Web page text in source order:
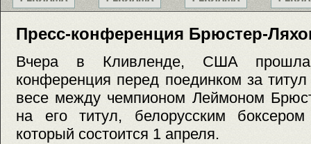
Пресс-конференция Брюстер-
Вчера в Кливленде, США прошла
конференция перед поединком за
весе между чемпионом Леймоном
на его титул, белорусским
который состоится 1 апреля.